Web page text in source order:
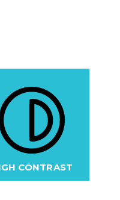
CONTRAST